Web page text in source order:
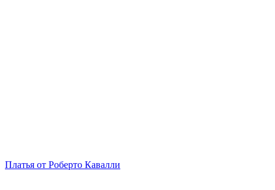
Платья от Роберто Кавалли